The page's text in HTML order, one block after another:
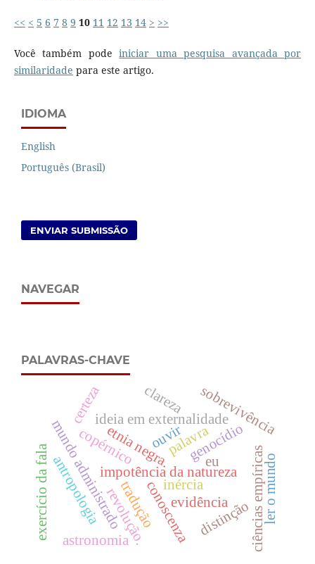
<< < 5 6 7 8 9 10 11 12 13 14 > >>
Você também podeiniciar uma pesquisa avançada por
similaridade para este artigo.
IDIOMA
English
Português (Brasil)
ENVIAR SUBMISSÃO
NAVEGAR
PALAVRAS-CHAVE
conoscenza
etnia negra.
evidência
impotência da natureza
ideia em externalidade
ciências empíricas
mundo administrado
sobrevivência
genocídio
antropologia tradução
exercício da fala distinção ler o mundo
palavra
revolução.
astronomia
copérnico
clareza
certeza
inércia
ouvir
eu